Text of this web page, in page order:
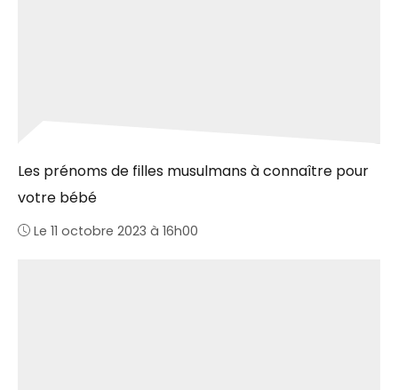
Les prénoms de filles musulmans à connaître pour
votre bébé
Le 11 octobre 2023 à 16h00